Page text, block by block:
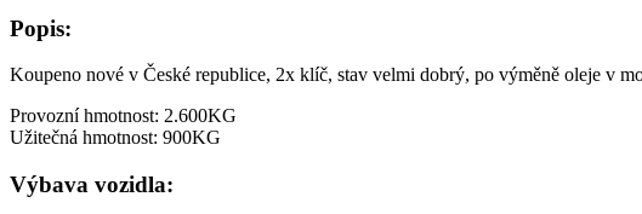
Popis:
Koupeno nové v České republice, 2x klíč, stav velmi dobrý, po výměně oleje v
Provozní hmotnost: 2.600KG
Užitečná hmotnost: 900KG
Výbava vozidla: